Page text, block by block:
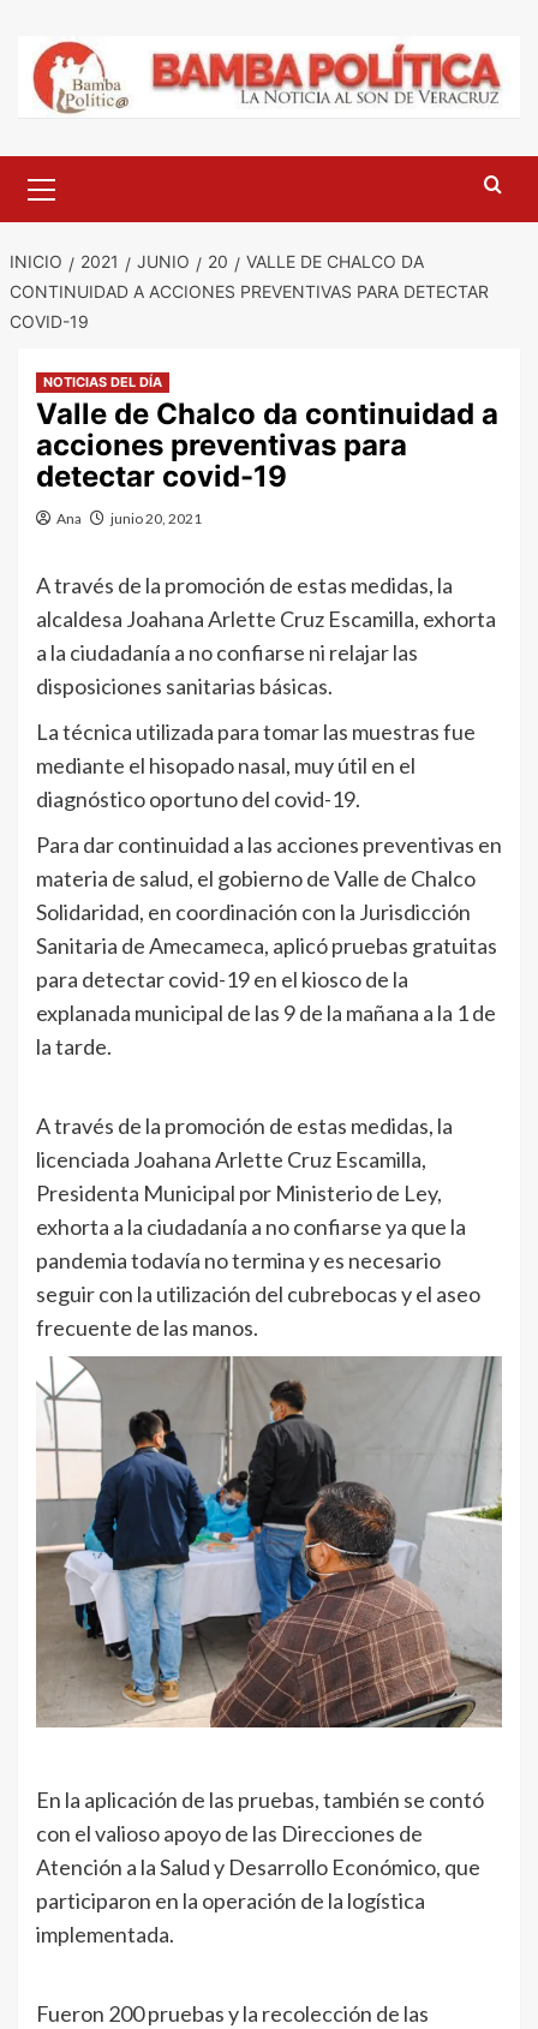
contenido
principal
INICIO 2021 JUNIO 20
VALLE DE CHALCO DA
CONTINUIDAD A ACCIONES PREVENTIVAS PARA DETECTAR
COVID-19
NOTICIAS DEL DÍA
Valle de Chalco da continuidad a
acciones preventivas para
detectar covid-19
Ana junio 20, 2021
A través de la promoción de estas medidas, la
alcaldesa Joahana Arlette Cruz Escamilla, exhorta
a la ciudadanía a no confiarse ni relajar las
disposiciones sanitarias básicas.
La técnica utilizada para tomar las muestras fue
mediante el hisopado nasal, muy útil en el
diagnóstico oportuno del covid-19.
Para dar continuidad a las acciones preventivas en
materia de salud, el gobierno de Valle de Chalco
Solidaridad, en coordinación con la Jurisdicción
Sanitaria de Amecameca, aplicó pruebas gratuitas
para detectar covid-19 en el kiosco de la
explanada municipal de las 9 de la mañana a la 1 de
la tarde.
A través de la promoción de estas medidas, la
licenciada Joahana Arlette Cruz Escamilla,
Presidenta Municipal por Ministerio de Ley,
exhorta a la ciudadanía a no confiarse ya que la
pandemia todavía no termina y es necesario
seguir con la utilización del cubrebocas y el aseo
frecuente de las manos.
En la aplicación de las pruebas, también se contó
con el valioso apoyo de las Direcciones de
Atención a la Salud y Desarrollo Económico, que
participaron en la operación de la logística
implementada.
Fueron 200 pruebas y la recolección de las